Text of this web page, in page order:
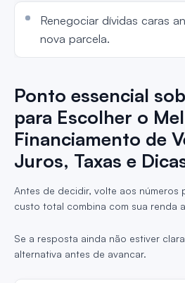
Renegociar dívidas caras
nova parcela.
Ponto essencial
para Escolher o
Financiamento de
Juros, Taxas e
Antes de decidir, volte aos números
custo total combina com sua renda
Se a resposta ainda não estiver
alternativa antes de avancar.